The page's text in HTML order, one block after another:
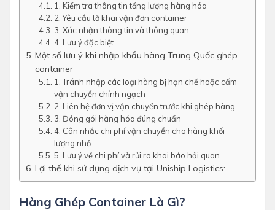
1. Kiểm tra thông tin tổng lượng hàng hóa
2. Yêu cầu tờ khai vận đơn container
3. Xác nhận thông tin và thông quan
4. Lưu ý đặc biệt
Một số lưu ý khi nhập khẩu hàng Trung Quốc ghép
container
1. Tránh nhập các loại hàng bị hạn chế hoặc cấm
vận chuyển chính ngạch
2. Liên hệ đơn vị vận chuyển trước khi ghép hàng
3. Đóng gói hàng hóa đúng chuẩn
4. Cân nhắc chi phí vận chuyển cho hàng khối
lượng nhỏ
5. Lưu ý về chi phí và rủi ro khai báo hải quan
Lợi thế khi sử dụng dịch vụ tại Uniship Logistics:
Hàng Ghép Container Là Gì?